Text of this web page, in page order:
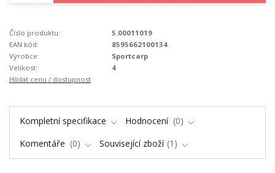
Číslo produktu:
5.00011019
EAN kód:
8595662100134
Výrobce:
Sportcarp
Velikost:
4
Hlídat cenu / dostupnost
Kompletní specifikace Hodnocení
0
Komentáře
0 Související zboží 1